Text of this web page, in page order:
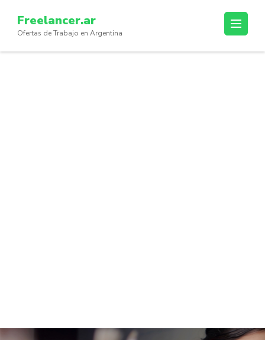
content
(Press
Freelancer.ar
Ofertas de Trabajo en Argentina